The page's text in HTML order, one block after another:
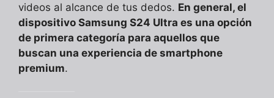
videos al alcance de tus dedos. En general, el
dispositivo Samsung S24 Ultra es una opción
de primera categoría para aquellos que
buscan una experiencia de smartphone
premium.